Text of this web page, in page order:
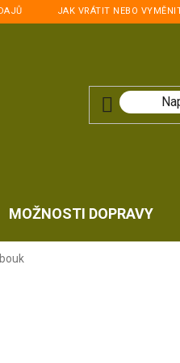
JAK VRÁTIT NEBO
MOŽNOSTI DOPRAVY